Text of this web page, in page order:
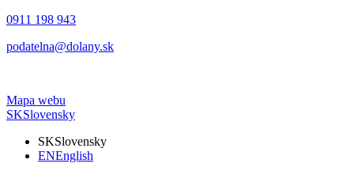
0911 198 943
podatelna@dolany.sk
Mapa webu
SKSlovensky
SKSlovensky
ENEnglish